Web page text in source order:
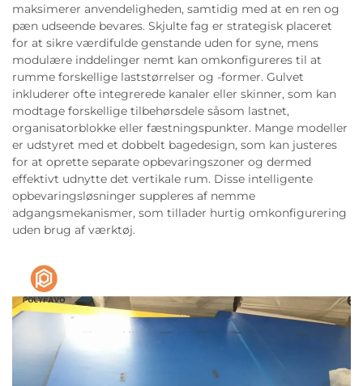
maksimerer anvendeligheden, samtidig med at en ren og
pæn udseende bevares. Skjulte fag er strategisk placeret
for at sikre værdifulde genstande uden for syne, mens
modulære inddelinger nemt kan omkonfigureres til at
rumme forskellige laststørrelser og -former. Gulvet
inkluderer ofte integrerede kanaler eller skinner, som kan
modtage forskellige tilbehørsdele såsom lastnet,
organisatorblokke eller fæstningspunkter. Mange modeller
er udstyret med et dobbelt bagedesign, som kan justeres
for at oprette separate opbevaringszoner og dermed
effektivt udnytte det vertikale rum. Disse intelligente
opbevaringsløsninger suppleres af nemme
adgangsmekanismer, som tillader hurtig omkonfigurering
uden brug af værktøj.